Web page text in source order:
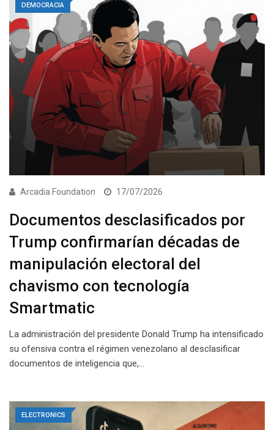
DEMOCRACIA
Arcadia Foundation 17/07/2026
Documentos desclasificados por
Trump confirmarían décadas de
manipulación electoral del
chavismo con tecnología
Smartmatic
La administración del presidente Donald Trump ha intensificado
su ofensiva contra el régimen venezolano al desclasificar
documentos de inteligencia que,…
ELECTRONICS